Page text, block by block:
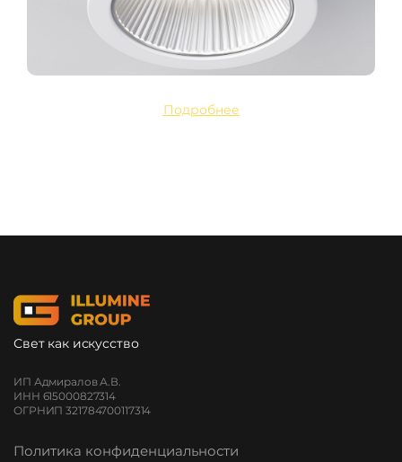
Подробнее
Свет как искусство
ИП Адмиралов А.В.
ИНН 615000827314
ОГРНИП 321784700117314
Политика конфиденциальности